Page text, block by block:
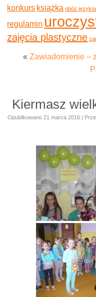
konkurs książka obóz
regulamin
zajęcia plastyczne
« Zawiadomienie –
Kiermasz
Opublikowano 21 marca 2016 |